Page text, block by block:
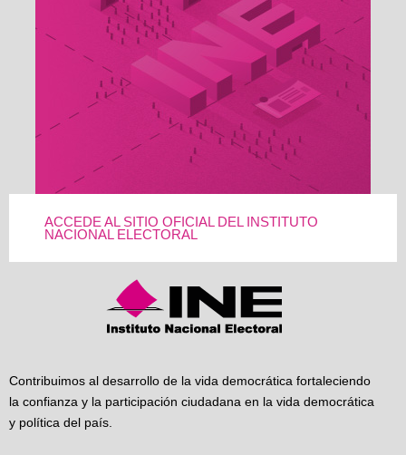
ACCEDE AL SITIO OFICIAL DEL INSTITUTO
NACIONAL ELECTORAL
Contribuimos al desarrollo de la vida democrática fortaleciendo
la confianza y la participación ciudadana en la vida democrática
y política del país.